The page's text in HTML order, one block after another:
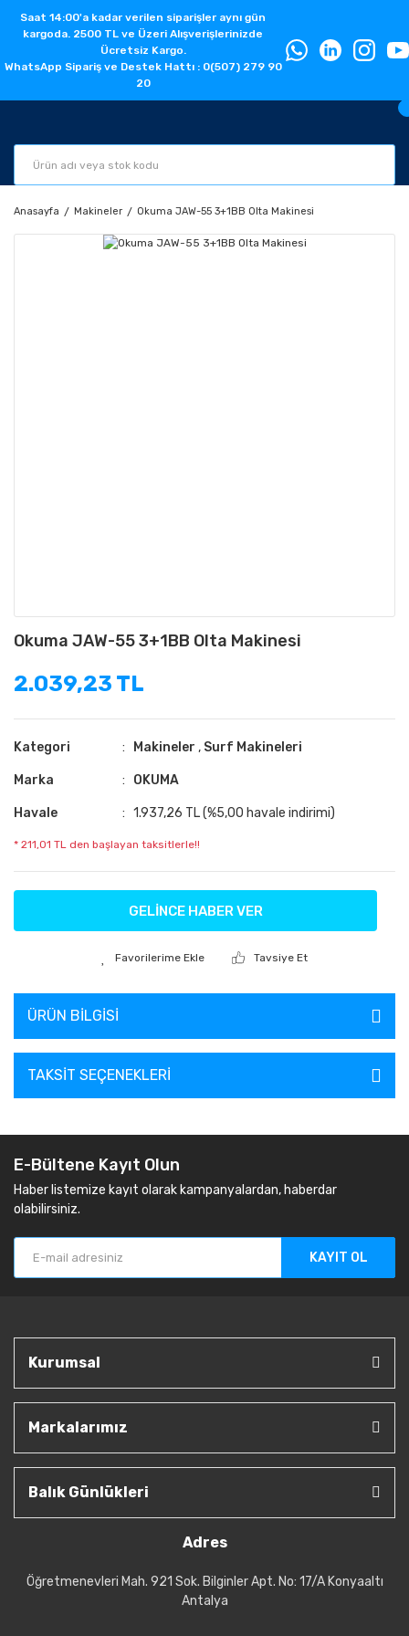
Saat 14:00'a kadar verilen siparişler aynı gün
kargoda. 2500 TL ve Üzeri Alışverişlerinizde
Ücretsiz Kargo.
WhatsApp Sipariş ve Destek Hattı : 0(507) 279 90
20
Anasayfa Makineler Okuma JAW-55 3+1BB Olta Makinesi
Okuma JAW-55 3+1BB Olta Makinesi
2.039,23 TL
Kategori Makineler , Surf Makineleri
Marka OKUMA
Havale 1.937,26 TL (%5,00 havale indirimi)
* 211,01 TL den başlayan taksitlerle!!
GELİNCE HABER VER
Tavsiye Et
ÜRÜN BILGISI
TAKSIT SEÇENEKLERI
E-Bültene Kayıt Olun
Haber listemize kayıt olarak kampanyalardan, haberdar
olabilirsiniz.
KAYIT OL
Kurumsal
Markalarımız
Balık Günlükleri
Adres
Öğretmenevleri Mah. 921 Sok. Bilginler Apt. No: 17/A Konyaaltı
Antalya